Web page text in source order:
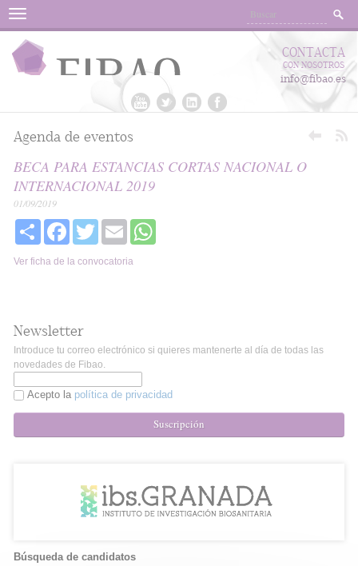
Menu
CONTACTA
CON NOSOTROS
info@fibao.es
Agenda de eventos
BECA PARA ESTANCIAS CORTAS NACIONAL O
INTERNACIONAL 2019
01/09/2019
Share FacebookTwitter Email
Ver ficha de la convocatoria
Newsletter
Introduce tu correo electrónico si quieres mantenerte al día de todas las
novedades de Fibao.
Acepto la política de privacidad
Suscripción
Búsqueda de candidatos